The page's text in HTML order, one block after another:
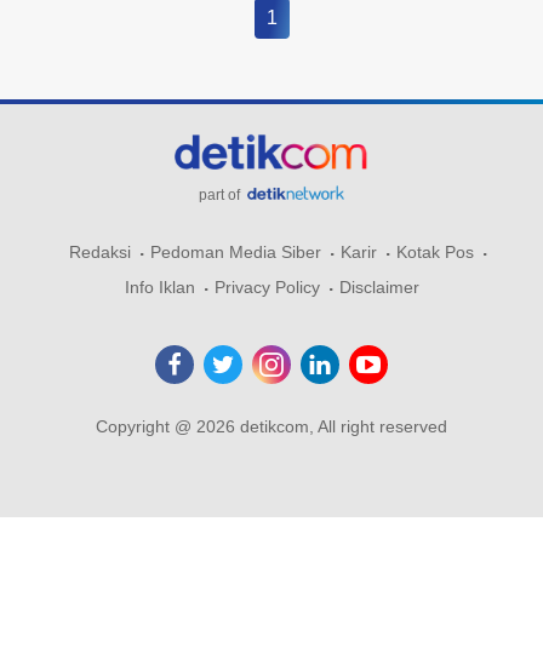
1
part of
Redaksi Pedoman Media Siber Karir
Kotak Pos
Info Iklan
Privacy Policy Disclaimer
Copyright @ 2026 detikcom, All right reserved